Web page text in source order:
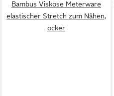
Bambus Viskose Meterware
elastischer Stretch zum Nähen,
ocker